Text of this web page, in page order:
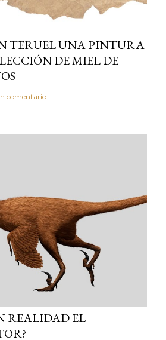
TERUEL UNA PINTURA
DE MIEL DE
comentario
REALIDAD EL